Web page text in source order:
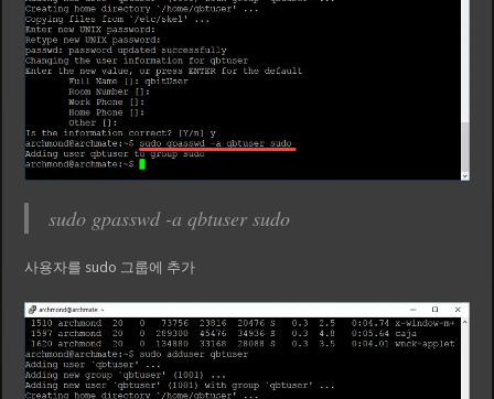
sudo gpasswd -a qbtuser sudo
사용자를 sudo 그룹에 추가